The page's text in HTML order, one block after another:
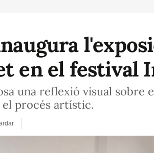
en el festival
una reflexió visual sobre
procés artístic.